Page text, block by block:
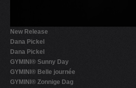
New Release
Dana Pickel
Dana Pickel
GYMINI® Sunny Day
GYMINI® Belle journée
GYMINI® Zonnige Dag